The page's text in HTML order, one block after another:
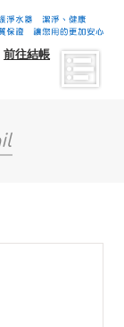
前往結帳